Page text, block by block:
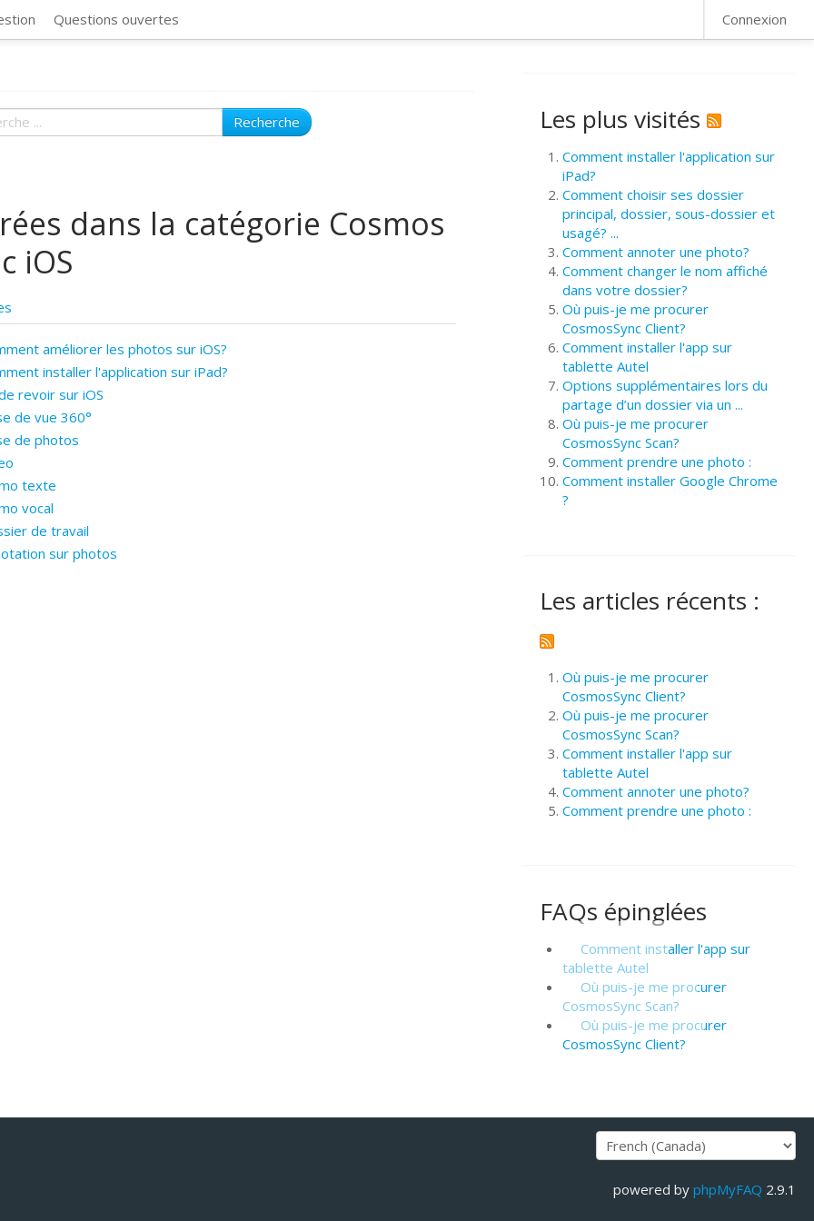
Questions ouvertes Connexion
Recherche
dans la catégorie Cosmos
iOS
améliorer les photos sur iOS?
installer l'application sur iPad?
revoir sur iOS
de vue 360°
de photos
texte
vocal
de travail
sur photos
Les plus visités
Comment installer l'application sur
iPad?
Comment choisir ses dossier
principal, dossier, sous-dossier et
usagé? ...
Comment annoter une photo?
Comment changer le nom affiché
dans votre dossier?
Où puis-je me procurer
CosmosSync Client?
Comment installer l'app sur
tablette Autel
Options supplémentaires lors du
partage d’un dossier via un ...
Où puis-je me procurer
CosmosSync Scan?
Comment prendre une photo :
Comment installer Google Chrome
?
Les articles récents :
Où puis-je me procurer
CosmosSync Client?
Où puis-je me procurer
CosmosSync Scan?
Comment installer l'app sur
tablette Autel
Comment annoter une photo?
Comment prendre une photo :
FAQs épinglées
Comment installer l'app sur
tablette Autel
Où puis-je me procurer
CosmosSync Scan?
Où puis-je me procurer
CosmosSync Client?
powered by phpMyFAQ 2.9.1